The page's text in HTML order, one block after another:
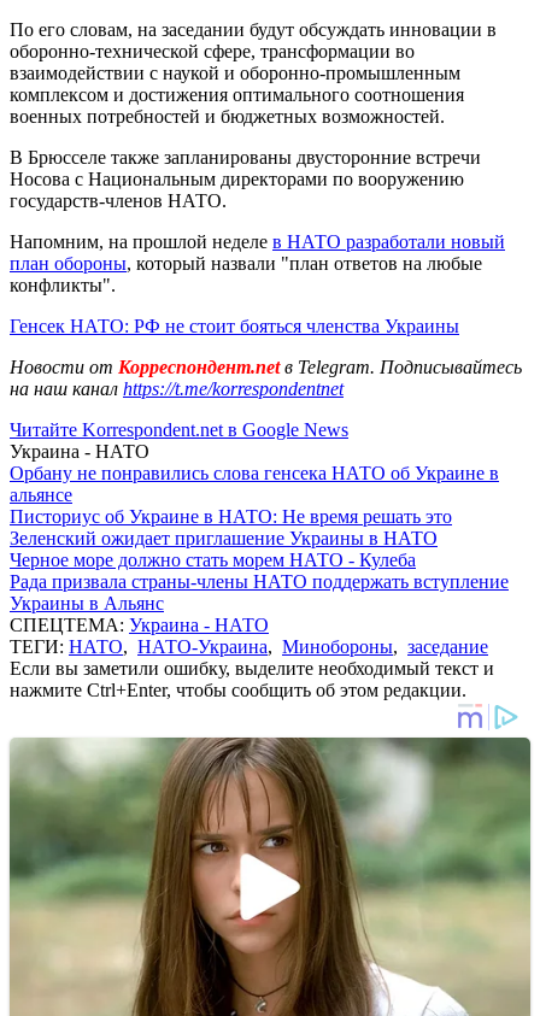
По его словам, на заседании будут обсуждать инновации в
оборонно-технической сфере, трансформации во
взаимодействии с наукой и оборонно-промышленным
комплексом и достижения оптимального соотношения
военных потребностей и бюджетных возможностей.
В Брюсселе также запланированы двусторонние встречи
Носова с Национальным директорами по вооружению
государств-членов НАТО.
Напомним, на прошлой неделе в НАТО разработали новый
план обороны, который назвали "план ответов на любые
конфликты".
Генсек НАТО: РФ не стоит бояться членства Украины
Новости от Корреспондент.netв Telegram. Подписывайтесь
на наш канал https://t.me/korrespondentnet
Читайте Korrespondent.net в Google News
Украина - НАТО
Орбану не понравились слова генсека НАТО об Украине в
альянсе
Писториус об Украине в НАТО: Не время решать это
Зеленский ожидает приглашение Украины в НАТО
Черное море должно стать морем НАТО - Кулеба
Рада призвала страны-члены НАТО поддержать вступление
Украины в Альянс
СПЕЦТЕМА: Украина - НАТО
ТЕГИ: НАТО, НАТО-Украина, Минобороны, заседание
Если вы заметили ошибку, выделите необходимый текст и
нажмите Ctrl+Enter, чтобы сообщить об этом редакции.